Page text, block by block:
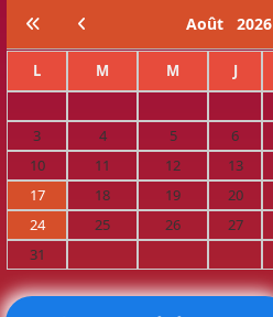
Août 2026
L M M J
3
4 5 6
10
11 12 13
17
18 19 20
24
25 26 27
31